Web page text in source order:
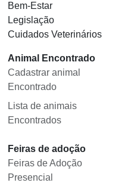
Bem-Estar
Legislação
Cuidados Veterinários
Animal Encontrado
Cadastrar animal
Encontrado
Lista de animais
Encontrados
Feiras de adoção
Feiras de Adoção
Presencial